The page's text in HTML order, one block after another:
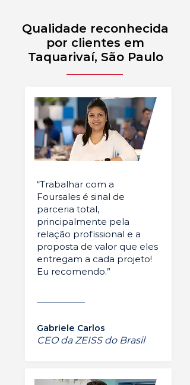
Qualidade reconhecida
por clientes em
Taquarivaí, São Paulo
“Trabalhar com a
Foursales é sinal de
parceria total,
principalmente pela
relação profissional e a
proposta de valor que eles
entregam a cada projeto!
Eu recomendo.”
Gabriele Carlos
CEO da ZEISS do Brasil